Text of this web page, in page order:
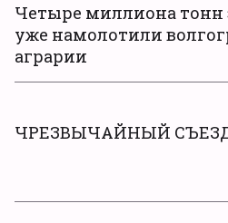
Четыре миллиона тонн
уже намолотили
аграрии
ЧРЕЗВЫЧАЙНЫЙ